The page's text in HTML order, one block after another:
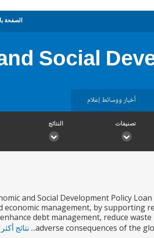
الصفحة
Social
أخبار ووسائط إعلام
تصنيفات النتائج
and Social Development Policy
economic management, by supporting
debt management, reduce
adverse consequences of the
نتائج أكثر